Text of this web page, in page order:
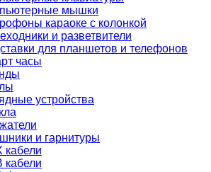
мышки
караоке с колонкой
и разветвители
для планшетов и телефонов
часы
устройства
и гарнитуры
кабели
кабели